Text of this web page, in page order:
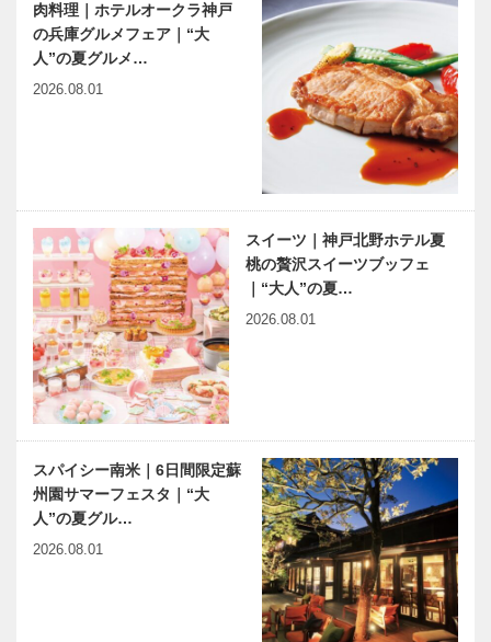
肉料理｜ホテルオークラ神戸
の兵庫グルメフェア｜“大
人”の夏グルメ…
2026.08.01
スイーツ｜神戸北野ホテル夏
桃の贅沢スイーツブッフェ
｜“大人”の夏…
2026.08.01
スパイシー南米｜6日間限定蘇
州園サマーフェスタ｜“大
人”の夏グル…
2026.08.01